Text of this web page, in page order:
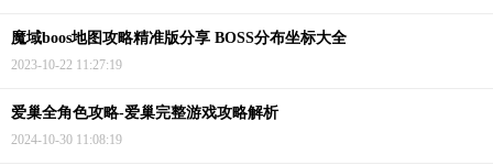
魔域boos地图攻略精准版分享 BOSS分布坐标大全
2023-10-22 11:27:19
爱巢全角色攻略-爱巢完整游戏攻略解析
2024-10-30 11:08:19